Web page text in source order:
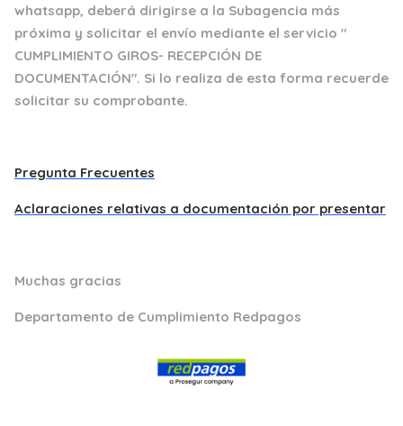
whatsapp, deberá dirigirse a la Subagencia más
próxima y solicitar el envío mediante el servicio "
CUMPLIMIENTO GIROS- RECEPCIÓN DE
DOCUMENTACIÓN". Si lo realiza de esta forma recuerde
solicitar su comprobante.
Pregunta Frecuentes
Aclaraciones relativas a documentación por presentar
Muchas gracias
Departamento de Cumplimiento Redpagos